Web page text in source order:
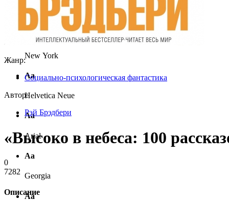
SF Serif
New York
Аа
Helvetica Neue
Аа
Arial
Аа
Georgia
Аа
Жанр:
Социально-психологическая фантастика
Автор:
Рэй Брэдбери
«Высоко в небеса: 100
0
7282
Описание